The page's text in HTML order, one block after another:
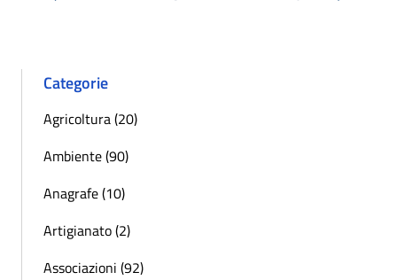
Categorie
Agricoltura (20)
Ambiente (90)
Anagrafe (10)
Artigianato (2)
Associazioni (92)